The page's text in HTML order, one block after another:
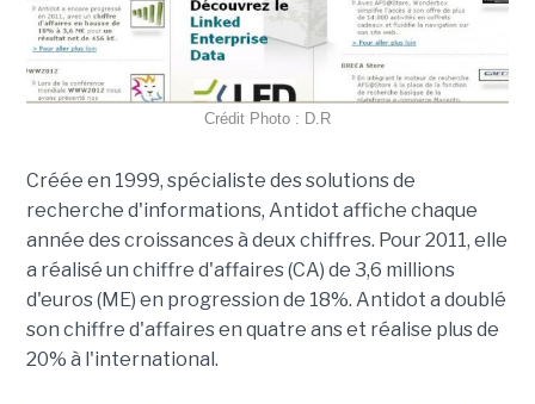
Crédit Photo : D.R
Créée en 1999, spécialiste des solutions de
recherche d'informations, Antidot affiche chaque
année des croissances à deux chiffres. Pour 2011, elle
a réalisé un chiffre d'affaires (CA) de 3,6 millions
d'euros (ME) en progression de 18%. Antidot a doublé
son chiffre d'affaires en quatre ans et réalise plus de
20% à l'international.